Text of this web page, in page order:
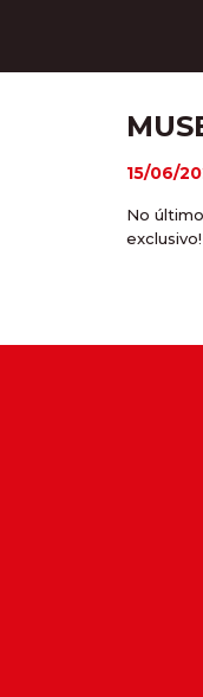
15/06/
No
exclusivo!